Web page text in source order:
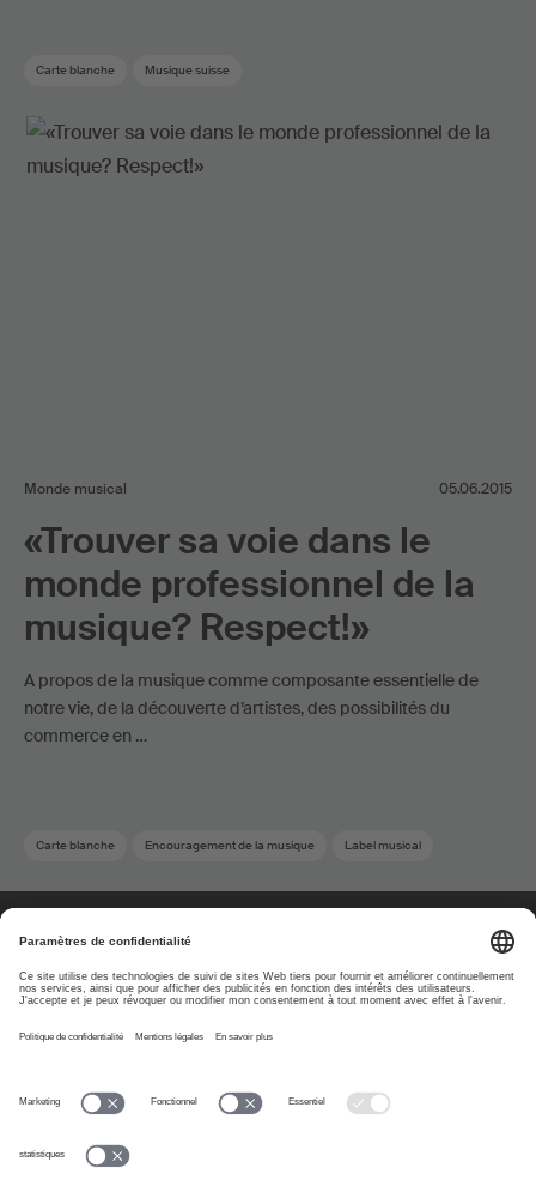
Carte blanche Musique suisse
Monde musical 05.06.2015
«Trouver sa voie dans le
monde professionnel de la
musique? Respect!»
A propos de la musique comme composante essentielle de
notre vie, de la découverte d’artistes, des possibilités du
commerce en …
Carte blanche Encouragement de la musique Label musical
www.suisa.ch
responsabilité